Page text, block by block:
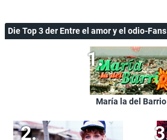
Die Top 3 der Entre el amor y el odio-Fans
María la del Barrio